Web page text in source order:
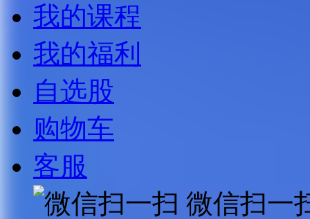
我的课程
我的福利
自选股
购物车
客服
微信扫一